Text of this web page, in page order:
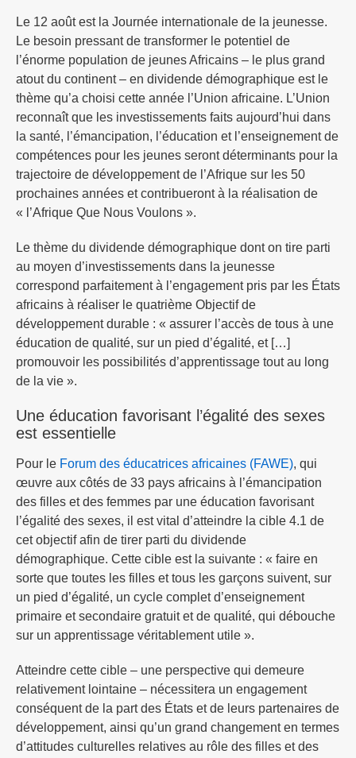
Le 12 août est la Journée internationale de la jeunesse.
Le besoin pressant de transformer le potentiel de
l’énorme population de jeunes Africains – le plus grand
atout du continent – en dividende démographique est le
thème qu’a choisi cette année l’Union africaine. L’Union
reconnaît que les investissements faits aujourd’hui dans
la santé, l’émancipation, l’éducation et l’enseignement de
compétences pour les jeunes seront déterminants pour la
trajectoire de développement de l’Afrique sur les 50
prochaines années et contribueront à la réalisation de
« l’Afrique Que Nous Voulons ».
Le thème du dividende démographique dont on tire parti
au moyen d’investissements dans la jeunesse
correspond parfaitement à l’engagement pris par les États
africains à réaliser le quatrième Objectif de
développement durable : « assurer l’accès de tous à une
éducation de qualité, sur un pied d’égalité, et […]
promouvoir les possibilités d’apprentissage tout au long
de la vie ».
Une éducation favorisant l’égalité des sexes
est essentielle
Pour le Forum des éducatrices africaines (FAWE), qui
œuvre aux côtés de 33 pays africains à l’émancipation
des filles et des femmes par une éducation favorisant
l’égalité des sexes, il est vital d’atteindre la cible 4.1 de
cet objectif afin de tirer parti du dividende
démographique. Cette cible est la suivante : « faire en
sorte que toutes les filles et tous les garçons suivent, sur
un pied d’égalité, un cycle complet d’enseignement
primaire et secondaire gratuit et de qualité, qui débouche
sur un apprentissage véritablement utile ».
Atteindre cette cible – une perspective qui demeure
relativement lointaine – nécessitera un engagement
conséquent de la part des États et de leurs partenaires de
développement, ainsi qu’un grand changement en termes
d’attitudes culturelles relatives au rôle des filles et des